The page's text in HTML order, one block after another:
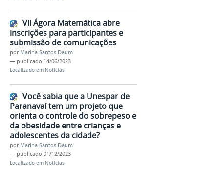
VII Ágora Matemática abre
inscrições para participantes e
submissão de comunicações
por Marina Santos Daum
— publicado 14/06/2023
Localizado em Notícias
Você sabia que a Unespar de
Paranavaí tem um projeto que
orienta o controle do sobrepeso e
da obesidade entre crianças e
adolescentes da cidade?
por Marina Santos Daum
— publicado 01/12/2023
Localizado em Notícias